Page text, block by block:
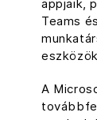
appjaik,
Teams
A